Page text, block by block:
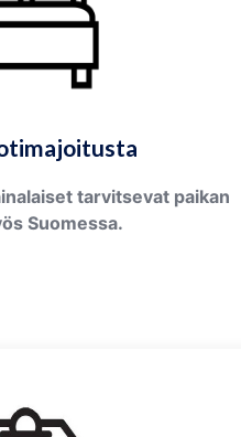
tarvitsevat paikan
Suomessa.